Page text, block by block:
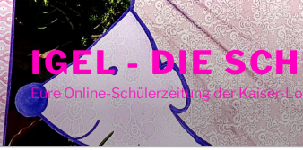
IGEL - DIE
Eure Online-Schülerzeitung der Kaiser-